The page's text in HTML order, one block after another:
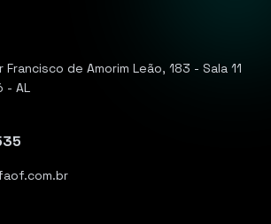
Francisco de Amorim Leão, 183 - Sala 11
- AL